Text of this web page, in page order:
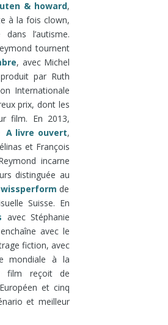
& howard,
à la fois clown,
l’autisme.
tournent
, avec Michel
par Ruth
Internationale
prix, dont les
film. En 2013,
A livre ouvert,
et François
incarne
distinguée au
de
Suisse. En
avec Stéphanie
avec le
fiction, avec
mondiale à la
film reçoit de
et cinq
et meilleur